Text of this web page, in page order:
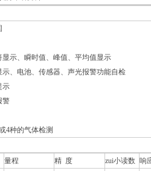
显示、瞬时值、峰值、平均值显示
示、电池、传感器、声光报警功能自检
示
警
4种的气体检测
量程 精 度 zui小读数 响